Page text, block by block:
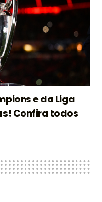
e da Liga
Confira todos